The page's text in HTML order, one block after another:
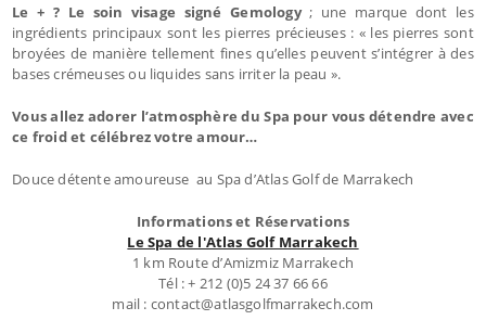
Le + ? Le soin visage signé Gemology; une marque dont les
ingrédients principaux sont les pierres précieuses : « les pierres sont
broyées de manière tellement fines qu’elles peuvent s’intégrer à des
bases crémeuses ou liquides sans irriter la peau ».
Vous allez adorer l’atmosphère du Spa pour vous détendre avec
ce froid et célébrez votre amour…
Douce détente amoureuse au Spa d’Atlas Golf de Marrakech
Informations et Réservations
Le Spa de l'Atlas Golf Marrakech
1 km Route d’Amizmiz Marrakech
Tél : + 212 (0)5 24 37 66 66
mail : contact@atlasgolfmarrakech.com